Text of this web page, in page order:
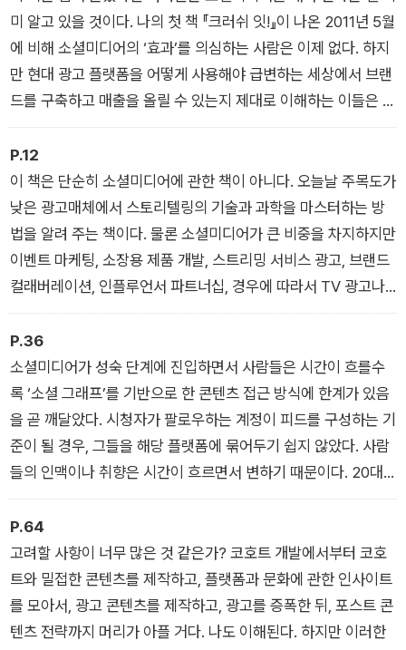
이고 꼼꼼하게 접근해야 한다. 가업인 와인 가게 홈페이지에서 전
세계가 열광하는 틱톡, 인스타그램, 유튜브, X, 링크드인, 스냅챗
까지 모두 장악한 그의 전략이 이제 베일을 벗는다.
미 알고 있을 것이다. 나의 첫 책 『크러쉬 잇!』이 나온 2011년 5월
에 비해 소셜미디어의 ‘효과’를 의심하는 사람은 이제 없다. 하지
만 현대 광고 플랫폼을 어떻게 사용해야 급변하는 세상에서 브랜
드를 구축하고 매출을 올릴 수 있는지 제대로 이해하는 이들은 드
물다. 이 책은 바로 그 방법을 알려준다.
서문
P.12
이 책은 단순히 소셜미디어에 관한 책이 아니다. 오늘날 주목도가
낮은 광고매체에서 스토리텔링의 기술과 과학을 마스터하는 방
법을 알려 주는 책이다. 물론 소셜미디어가 큰 비중을 차지하지만
이벤트 마케팅, 소장용 제품 개발, 스트리밍 서비스 광고, 브랜드
컬래버레이션, 인플루언서 파트너십, 경우에 따라서 TV 광고나
옥외 광고판처럼 전통적인 광고 캠페인 같은 전략도 포함될 수 있
다. 데이트레이더가 현 상황을 주시하기 위해 금융 시장을 끊임없
이 공부하듯 우리도 사람들이 무엇에 관심을 보이는지, 그러한 관
심을 사로잡기 위해 드는 비용은 얼마인지, 그 관심이 하루 사이
에 어떻게 바뀌는지 끊임없이 연구해야 한다. 비즈니스와 브랜드
를 위한 최고의 마케팅 및 판매 전략은 이 과정에서 나온다. 사람
들이 무엇에 관심을 가지고 어디에 주의를 기울이는지 알아야 그
들에게 무언가를 팔 기회가 생긴다.
서문
P.36
소셜미디어가 성숙 단계에 진입하면서 사람들은 시간이 흐를수
록 ‘소셜 그래프’를 기반으로 한 콘텐츠 접근 방식에 한계가 있음
을 곧 깨달았다. 시청자가 팔로우하는 계정이 피드를 구성하는 기
준이 될 경우, 그들을 해당 플랫폼에 묶어두기 쉽지 않았다. 사람
들의 인맥이나 취향은 시간이 흐르면서 변하기 때문이다. 20대
초반에는 창업에 관한 유튜브 채널을 구독했을지 모르지만 그러
한 야망이 사라진 20대 후반에도 그러할까? 고등학교 시절에는
좋아하는 예술가에 관한 페이스북 페이지를 팔로우했을지 모르
지만 음악 취향이 바뀐다면? 소셜 그래프 환경 내에서 원하는 콘
텐츠를 꾸준히 공급받으려면 새로운 사람이나 페이지를 계속해
서 팔로우해야 한다. 상당히 피곤한 일인데다 원하는 콘텐츠를 보
P.64
고려할 사항이 너무 많은 것 같은가? 코호트 개발에서부터 코호
트와 밀접한 콘텐츠를 제작하고, 플랫폼과 문화에 관한 인사이트
를 모아서, 광고 콘텐츠를 제작하고, 광고를 증폭한 뒤, 포스트 콘
텐츠 전략까지 머리가 아플 거다. 나도 이해된다. 하지만 이러한